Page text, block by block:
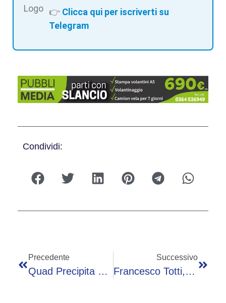
👉 Clicca qui per iscriverti su
Telegram
Condividi:
Precedente
Quad Precipita Sul Monte Saccarello, 3 Morti Nei Pressi Del Rifugio ‘La Terza’
Successivo
Francesco Totti, La Casa Invasa Da Vespe Germaniche: Il Racconto Del ‘salvataggio’